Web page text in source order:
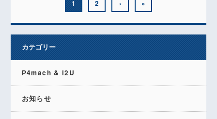
1 2 › »
カテゴリー
P4mach & i2U
お知らせ